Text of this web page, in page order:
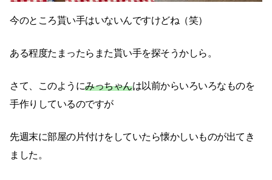
今のところ貰い手はいないんですけどね（笑）
ある程度たまったらまた貰い手を探そうかしら。
さて、このようにみっちゃんは以前からいろいろなものを
手作りしているのですが
先週末に部屋の片付けをしていたら懐かしいものが出てき
ました。